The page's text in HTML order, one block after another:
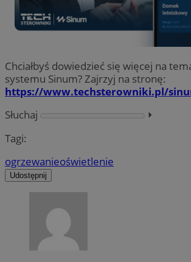
Chciałbyś dowiedzieć się więcej na
systemu Sinum? Zajrzyj na stronę:
https://www.techsterowniki.pl/
Słuchaj
⏵︎
Tagi:
ogrzewanieoświetlenie
Udostępnij